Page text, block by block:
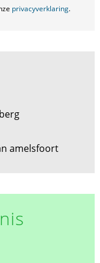
privacyverklaring.
amelsfoort